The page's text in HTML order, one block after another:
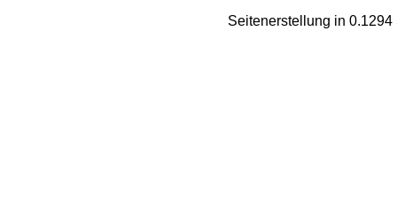
Seitenerstellung in